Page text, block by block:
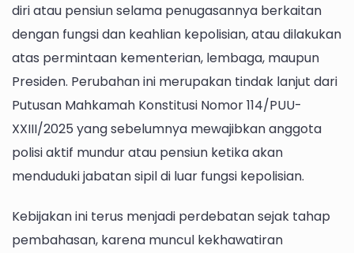
diri atau pensiun selama penugasannya berkaitan
dengan fungsi dan keahlian kepolisian, atau dilakukan
atas permintaan kementerian, lembaga, maupun
Presiden. Perubahan ini merupakan tindak lanjut dari
Putusan Mahkamah Konstitusi Nomor 114/PUU-
XXIII/2025 yang sebelumnya mewajibkan anggota
polisi aktif mundur atau pensiun ketika akan
menduduki jabatan sipil di luar fungsi kepolisian.
Kebijakan ini terus menjadi perdebatan sejak tahap
pembahasan, karena muncul kekhawatiran